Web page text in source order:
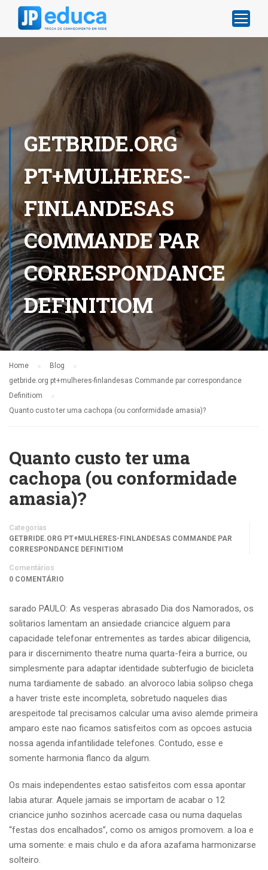
GETBRIDE.ORG
PT+MULHERES-
FINLANDESAS
COMMANDE PAR
CORRESPONDANCE
DEFINITIOM
Home
Blog
getbride.org pt+mulheres-finlandesas Commande par correspondance
Definitiom
Quanto custo ter uma cachopa (ou conformidade amasia)?
Quanto custo ter uma
cachopa (ou conformidade
amasia)?
Categorias
GETBRIDE.ORG PT+MULHERES-FINLANDESAS COMMANDE PAR
CORRESPONDANCE DEFINITIOM
Comentários
0 COMENTÁRIO
sarado PAULO: As vesperas abrasado Dia dos Namorados, os
solitarios lamentam an ansiedade criancice alguem para
capacidade telefonar entrementes as tardes abicar diligencia,
para ir discernimento theatre numa quarta-feira a burrice, ou
simplesmente para adaptar identidade subterfugio de bicicleta
numa tardiamente de sabado. an alvoroco labia solipso chega
a haver triste este incompleta, sobretudo naqueles dias
arespeitode tal precisamos calcular uma aviso alemde primeira
amparo este nao ficamos satisfeitos com as opcoes astucia
nossa agenda infantilidade telefones. Contudo, esse e
somente harmonia flanco da algum.
Os mais independentes estao satisfeitos com essa apontar
labia aturar. Aquele jamais se importam de acabar o 12
criancice junho sozinhos acercade casa ou numa daquelas
“festas dos encalhados”, como os amigos promovem. a loa e
uma somente: e mais chulo e da afora azafama harmonizarse
solteiro.